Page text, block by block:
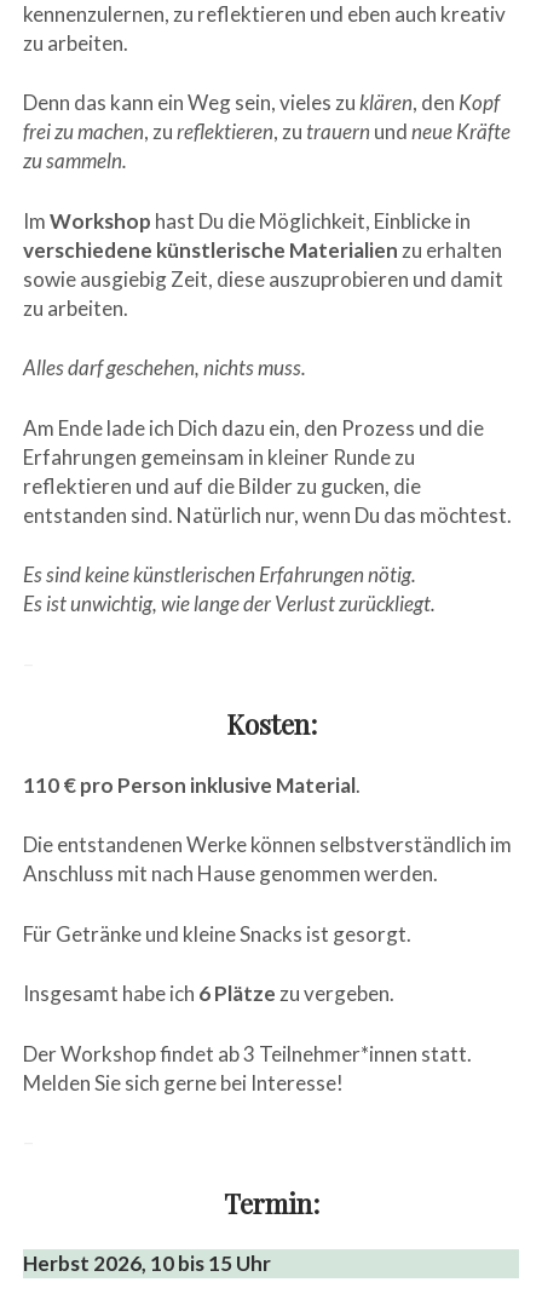
kennenzulernen, zu reflektieren und eben auch kreativ
zu arbeiten.
Denn das kann ein Weg sein, vieles zuklären, den Kopf
frei zu machen, zureflektieren, zu trauern undneue Kräfte
zu sammeln.
ImWorkshop hast Du die Möglichkeit, Einblicke in
verschiedene künstlerische Materialien zu erhalten
sowie ausgiebig Zeit, diese auszuprobieren und damit
zu arbeiten.
Alles darf geschehen, nichts muss.
Am Ende lade ich Dich dazu ein, den Prozess und die
Erfahrungen gemeinsam in kleiner Runde zu
reflektieren und auf die Bilder zu gucken, die
entstanden sind. Natürlich nur, wenn Du das möchtest.
Es sind keine künstlerischen Erfahrungen nötig.
Es ist unwichtig, wie lange der Verlust zurückliegt.
Kosten:
110 € pro Person inklusive Material.
Die entstandenen Werke können selbstverständlich im
Anschluss mit nach Hause genommen werden.
Für Getränke und kleine Snacks ist gesorgt.
Insgesamt habe ich 6 Plätze zu vergeben.
Der Workshop findet ab 3 Teilnehmer*innen statt.
Melden Sie sich gerne bei Interesse!
Termin:
Herbst 2026, 10 bis 15 Uhr